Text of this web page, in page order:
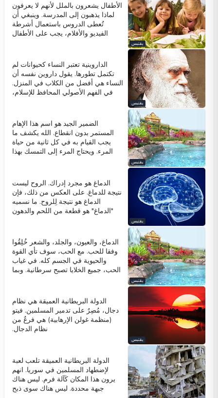
يقتبس
الأطفال يشعرون بالملل لأنهم لا يعرفون
لماذا يذهبون إلى المدرسة. وينبغي أن
تُعطى الدروس باستعمال أشرطة
الفيديو والأفلام، يجب على الأطفال
الأطفال إلى المدرسة، يجب أن يكونوا
واعين بذلك، وسوف يكونوا متعلمين
ومثقفين جدا وسوف يصبحون محبوبين.
يقتبس
الداروينية تعتبر النساء كحيوانات لم
تكتمل تطورها. يقول داروين نفسه أن
النساء هي أفضل من الكلاب في المنزل.
في الفهم الأصولي المحافظ للإسلام،
ولذلك، يتم تنشئة كثير من الناس مع
العداوة ضد المرأة. النساء هي كائنات
نبيلة، مباركة وذات جودة عالية.
يقتبس
الضمير الجيد هو اسم هذا الإهام
المستمر بدون انقطاع. الله يكشف ما
يجب القيام به في كل ثانية من حياة
المرء. ويحتاج المرء إلى التمسك بهذا
سيكون خسارة شنيعة لهذا الشخص. ولا
ينبغي التغاضي عن أيٍ من هذه الإلهامات
الإلهية. أولئك الذين ينجحون في ذلك،
سيفوزون بكل شيء.
يقتبس
الدماغ هو مجرد إدراك. الروح ليست
نتيجة للدماغ. على العكس من ذلك، فإن
الدماغ هو نتيجة لِلروح. ما نسميه
"الدماغ" هو قطعة من اللحم والدهون
يقتبس
الدماغ، والعيون، والجلد، والشعر خُلِقُوا
وفقا للحب. مع الحب، سوف تأي القوة
والحيوية في الجسم كله. في غياب
الحب، جميع الخلايا تصبح سرطانية. وبما
تبدأ في الانتحار. غياب الحب يسبب انهيار
جسم الإنسان بسرعة كبيرة.
يقتبس
الدولة البريطانية العميقة هي نظام
دجال، مُصِرٌ على تدمير المسلمين. فيتو
(منظمة غولن الإرهابية) هي فرعٌ من
نظام الدجال.
الدولة البريطانية العميقة تلعب لعبة
لإضطهاد المسلمين في سوريا. انهم
يرون هذا المكان كَآلة فرم. ليس هناك
جبهة محددة. ليس هناك سوى ذبح